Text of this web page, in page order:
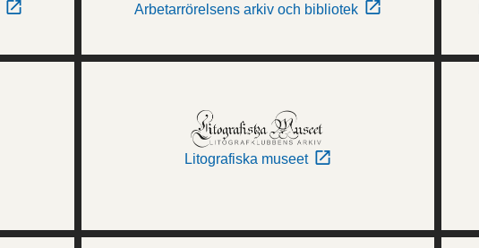
Arbetarrörelsens arkiv och bibliotek
Litografiska museet